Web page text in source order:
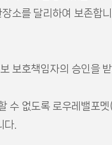
소를 달리하여 보존합니
보호책임자의 승인을
수 없도록 로우레밸
다.